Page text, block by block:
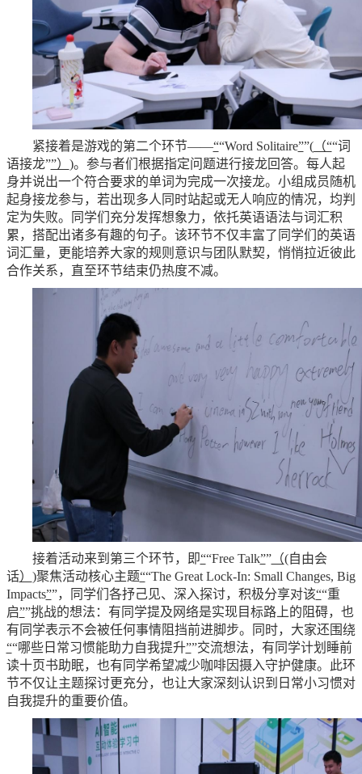
紧接着是游戏的第二个环节——““Word Solitaire””(（““词
语接龙””） )。参与者们根据指定问题进行接龙回答。每人起
身并说出一个符合要求的单词为完成一次接龙。小组成员随机
起身接龙参与，若出现多人同时站起或无人响应的情况，均判
定为失败。同学们充分发挥想象力，依托英语语法与词汇积
累，搭配出诸多有趣的句子。该环节不仅丰富了同学们的英语
词汇量，更能培养大家的规则意识与团队默契，悄悄拉近彼此
合作关系，直至环节结束仍热度不减。
接着活动来到第三个环节，即““Free Talk””（(自由会
话） )聚焦活动核心主题““The Great Lock-In: Small Changes, Big
Impacts””，同学们各抒己见、深入探讨，积极分享对该““重
启””挑战的想法：有同学提及网络是实现目标路上的阻碍，也
有同学表示不会被任何事情阻挡前进脚步。同时，大家还围绕
““哪些日常习惯能助力自我提升””交流想法，有同学计划睡前
读十页书助眠，也有同学希望减少咖啡因摄入守护健康。此环
节不仅让主题探讨更充分，也让大家深刻认识到日常小习惯对
自我提升的重要价值。